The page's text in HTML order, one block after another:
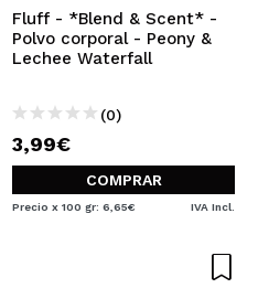
Fluff - *Blend & Scent* -
Polvo corporal - Peony &
Lechee Waterfall
(0)
3,99€
COMPRAR
Precio x 100 gr: 6,65€ IVA Incl.